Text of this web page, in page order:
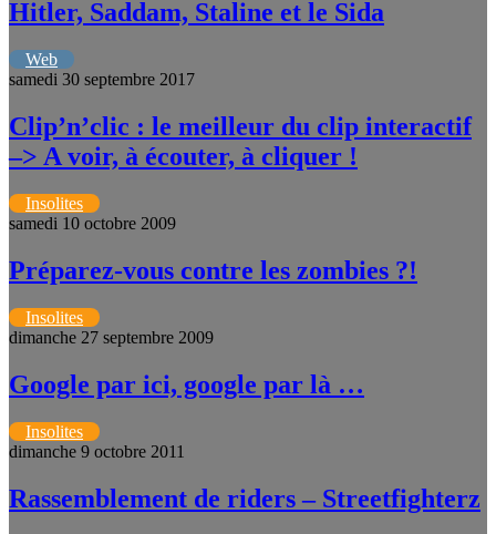
Hitler, Saddam, Staline et le Sida
Web
samedi 30 septembre 2017
Clip’n’clic : le meilleur du clip interactif
–> A voir, à écouter, à cliquer !
Insolites
samedi 10 octobre 2009
Préparez-vous contre les zombies ?!
Insolites
dimanche 27 septembre 2009
Google par ici, google par là …
Insolites
dimanche 9 octobre 2011
Rassemblement de riders – Streetfighterz